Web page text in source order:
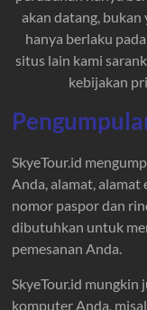
akan datang,
hanya berlaku
situs lain kami
kebijakan
SkyeTour.id
Anda, alamat, alamat
nomor paspor dan
dibutuhkan untuk
pemesanan Anda.
SkyeTour.id mungkin
komputer Anda,